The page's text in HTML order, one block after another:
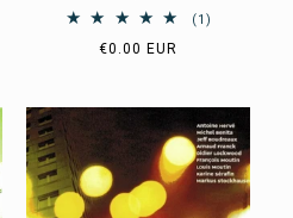
(1)
Prix
€0.00 EUR